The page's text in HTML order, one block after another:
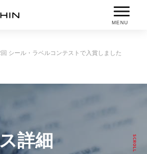
MENU
回 シール・ラベルコンテストで入賞しました
詳細